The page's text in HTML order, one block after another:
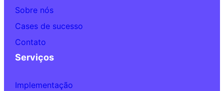
Sobre nós
Cases de sucesso
Contato
Serviços
Implementação